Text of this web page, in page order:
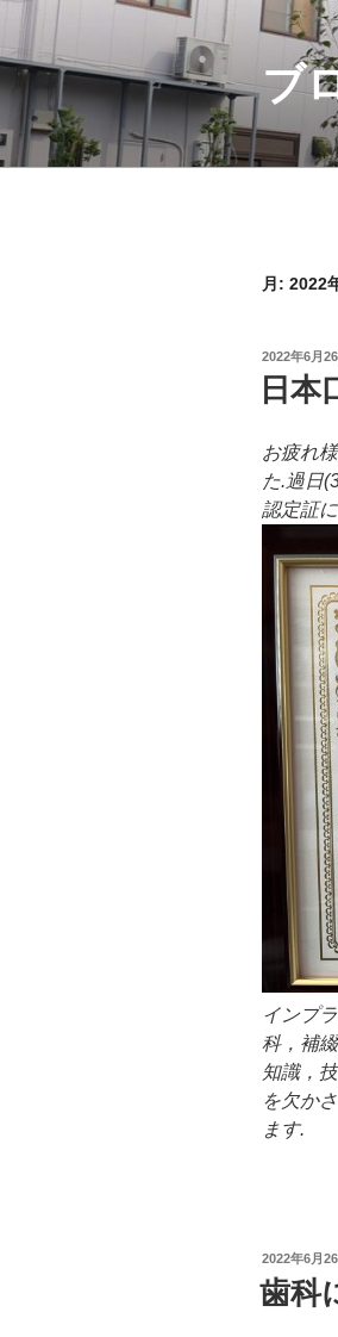
テ
ン
ツ
へ
ブ
月: 2022
投
稿
日:
2022年6月
日本
お疲れ
た.過日
認定証
インプ
科，補
知識，
を欠か
ます.
投
稿
日:
2022年6月
歯科